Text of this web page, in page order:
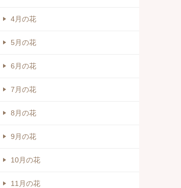
4月の花
5月の花
6月の花
7月の花
8月の花
9月の花
10月の花
11月の花